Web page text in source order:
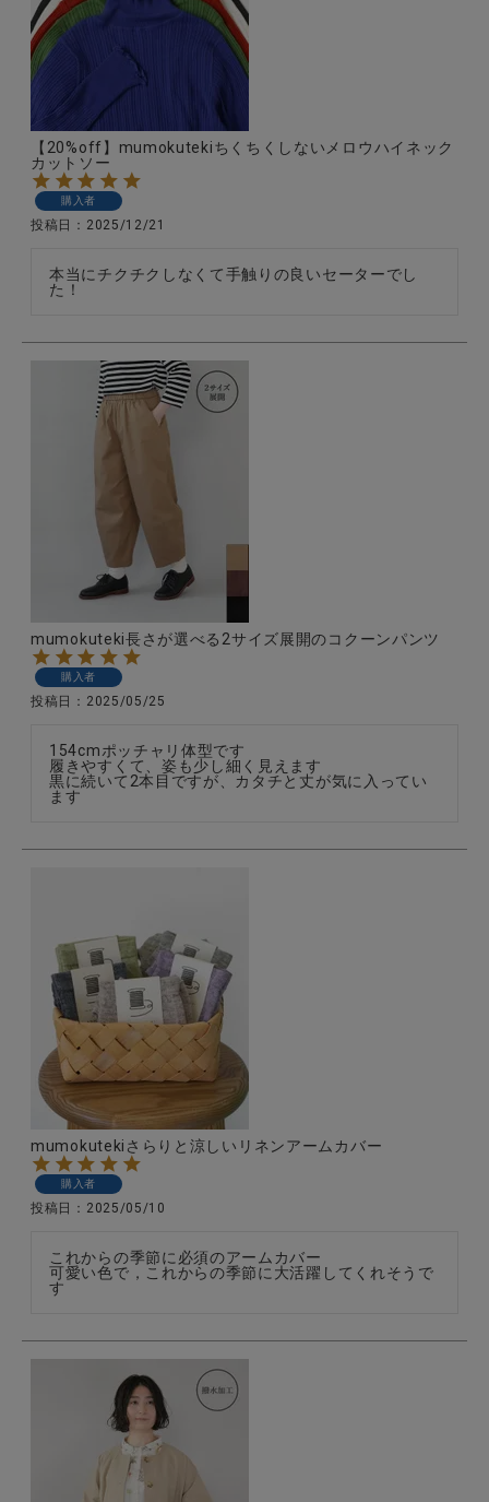
【20%off】mumokutekiちくちくしないメロウハイネック
カットソー
購入者
投稿日 2025/12/21
本当にチクチクしなくて手触りの良いセーターでし
た！
mumokuteki長さが選べる2サイズ展開のコクーンパンツ
購入者
投稿日 2025/05/25
154cmポッチャリ体型です
履きやすくて、姿も少し細く見えます
黒に続いて2本目ですが、カタチと丈が気に入ってい
ます
mumokutekiさらりと涼しいリネンアームカバー
購入者
投稿日 2025/05/10
これからの季節に必須のアームカバー
可愛い色で，これからの季節に大活躍してくれそうで
す